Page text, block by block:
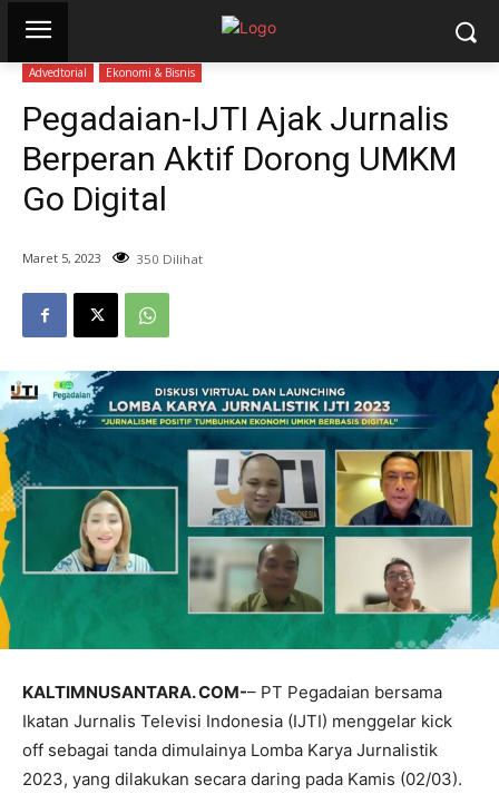
Advedtorial Ekonomi & Bisnis
Pegadaian-IJTI Ajak Jurnalis
Berperan Aktif Dorong UMKM
Go Digital
Maret 5, 2023 350 Dilihat
KALTIMNUSANTARA. COM-– PT Pegadaian bersama
Ikatan Jurnalis Televisi Indonesia (IJTI) menggelar kick
off sebagai tanda dimulainya Lomba Karya Jurnalistik
2023, yang dilakukan secara daring pada Kamis (02/03).